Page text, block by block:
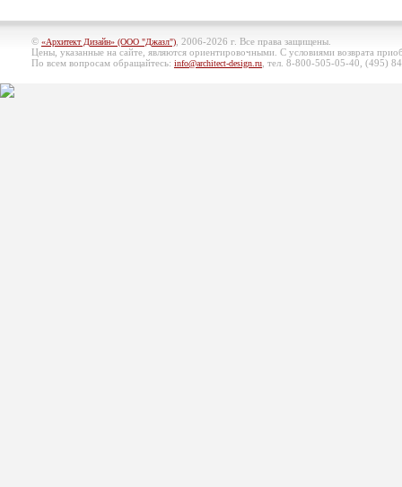
© «Архитект Дизайн» (ООО "Джазл") , 2006-2026 г. Все права защищены.
Цены, указанные на сайте, являются ориентировочными. С условиями возврата
По всем вопросам обращайтесь: info@architect-design.ru , тел. 8-800-505-05-40, (495)